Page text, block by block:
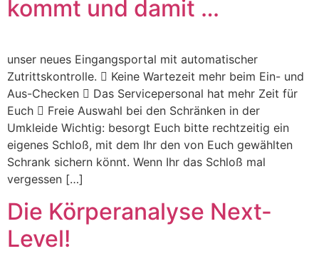
kommt und damit …
unser neues Eingangsportal mit automatischer
Zutrittskontrolle.  Keine Wartezeit mehr beim Ein- und
Aus-Checken  Das Servicepersonal hat mehr Zeit für
Euch  Freie Auswahl bei den Schränken in der
Umkleide Wichtig: besorgt Euch bitte rechtzeitig ein
eigenes Schloß, mit dem Ihr den von Euch gewählten
Schrank sichern könnt. Wenn Ihr das Schloß mal
vergessen […]
Die Körperanalyse Next-
Level!